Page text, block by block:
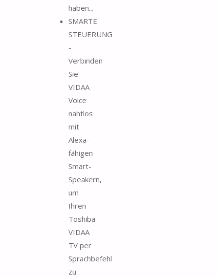
haben...
SMARTE
STEUERUNG
-
Verbinden
Sie
VIDAA
Voice
nahtlos
mit
Alexa-
fähigen
Smart-
Speakern,
um
Ihren
Toshiba
VIDAA
TV per
Sprachbefehl
zu